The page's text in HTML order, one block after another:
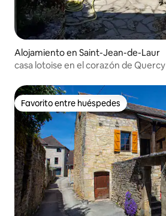
Alojamiento en Saint-Jean-de-Laur
casa lotoise en el corazón de Quercy
Favorito entre huéspedes
Favorito entre huéspedes